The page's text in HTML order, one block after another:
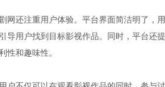
网还注重用户体验。平台界面简洁明了，
导用户找到目标影视作品。同时，平台还
性和趣味性。